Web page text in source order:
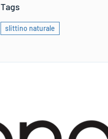
Tags
slittino naturale